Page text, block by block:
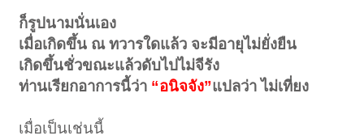
ก็รูปนามนั่นเอง
เมื่อเกิดขึ้น ณ ทวารใดแล้ว จะมีอายุไม่ยั่งยืน
เกิดขึ้นชั่วขณะแล้วดับไปไม่จีรัง
ท่านเรียกอาการนี้ว่า “อนิจจัง”แปลว่า ไม่เที่ยง
เมื่อเป็นเช่นนี้